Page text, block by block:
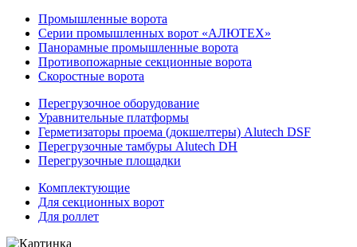
Промышленные ворота
Серии промышленных ворот «АЛЮТЕХ»
Панорамные промышленные ворота
Противопожарные секционные ворота
Скоростные ворота
Перегрузочное оборудование
Уравнительные платформы
Герметизаторы проема (докшелтеры) Alutech DSF
Перегрузочные тамбуры Alutech DH
Перегрузочные площадки
Комплектующие
Для секционных ворот
Для роллет